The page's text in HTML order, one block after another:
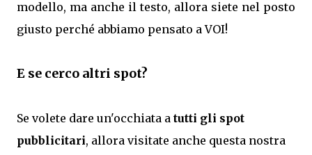
modello, ma anche il testo, allora siete nel posto
giusto perché abbiamo pensato a VOI!
E se cerco altri spot?
Se volete dare un'occhiata a tutti gli spot
pubblicitari, allora visitate anche questa nostra